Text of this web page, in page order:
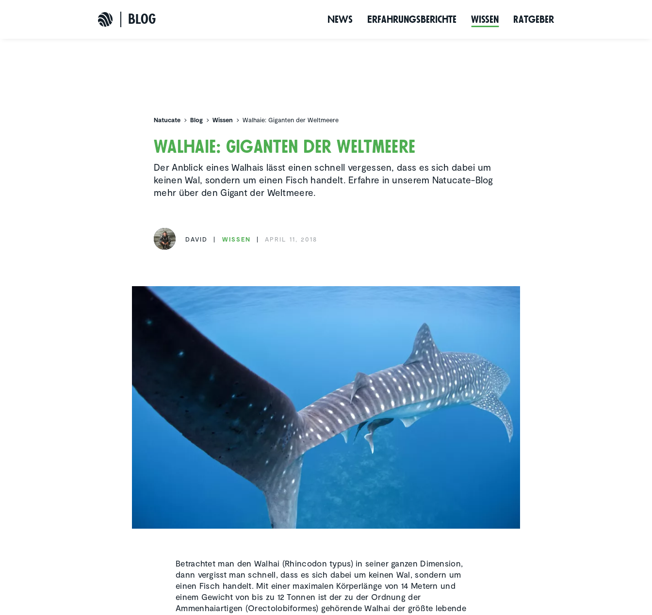
bLoG News Erfah­rungs­be­richte Wissen Ratgeber
Natucate Blog Wissen Walhaie: Giganten der Weltmeere
Walhaie: Giganten der Weltmeere
Der Anblick eines Walhais lässt einen schnell vergessen, dass es sich dabei um
keinen Wal, sondern um einen Fisch handelt. Erfahre in unserem Natucate-Blog
mehr über den Gigant der Weltmeere.
DAVID WISSEN APRIL 11, 2018
Betrachtet man den Walhai (Rhincodon typus) in seiner ganzen Dimension,
dann vergisst man schnell, dass es sich dabei um keinen Wal, sondern um
einen Fisch handelt. Mit einer maximalen Körperlänge von 14 Metern und
einem Gewicht von bis zu 12 Tonnen ist der zu der Ordnung der
Ammenhaiartigen (Orectolobiformes) gehörende Walhai der größte lebende